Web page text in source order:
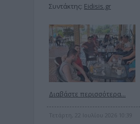
Συντάκτης: Eidisis.gr
Διαβάστε περισσότερα...
Τετάρτη, 22 Ιουλίου 2026 10:39